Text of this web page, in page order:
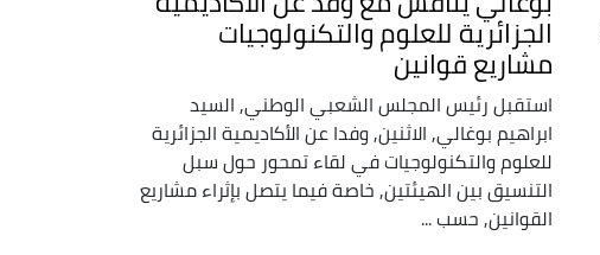
الجزائرية للعلوم والتكنولوجيات
مشاريع قوانين
استقبل رئيس المجلس الشعبي الوطني, السيد
ابراهيم بوغالي, الاثنين, وفدا عن الأكاديمية الجزائرية
للعلوم والتكنولوجيات في لقاء تمحور حول سبل
التنسيق بين الهيئتين, خاصة فيما يتصل بإثراء مشاريع
القوانين, حسب ...